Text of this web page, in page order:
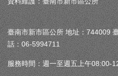
臺南市新市區公所 地址：
話：06-5994711
服務時間：週一至週五上午08:00-